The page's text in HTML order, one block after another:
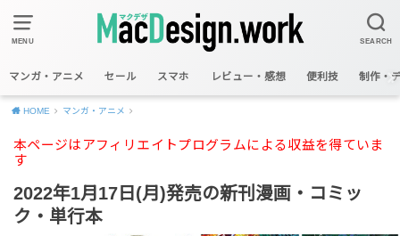
MENU SEARCH
マンガ・アニメ セール スマホ レビュー・感想 便利技 制作・
HOME マンガ・アニメ
本ページはアフィリエイトプログラムによる収益を得ていま
す
2022年1月17日(月)発売の新刊漫画・コミッ
ク・単行本